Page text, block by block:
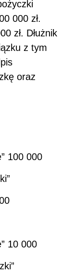
000 zł.
zł. Dłużnik
z tym
oraz
100 000
10 000